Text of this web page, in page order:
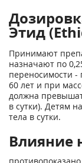
Этид
Принимают
назначают по
переносимости -
60 лет и при
должна
в сутки). Детям
тела в сутки.
Влияние